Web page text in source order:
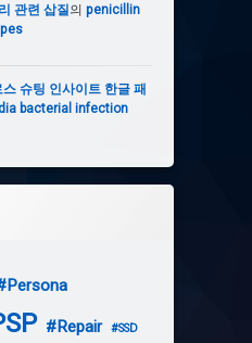
관련 삽질의 penicillin
스 슈팅 인사이트 한글 패
bacterial infection
#Repair
#SSD